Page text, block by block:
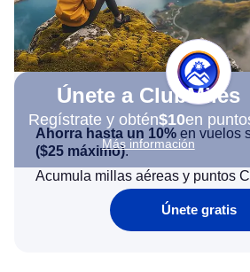
Únete a ClubMiles
Regístrate y obtén$10en
Más información
Ahorra hasta un 10% en vuelos
($25 máximo).
Acumula millas aéreas y puntos
Únete gratis